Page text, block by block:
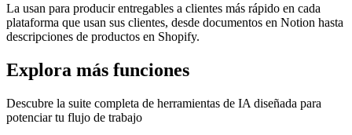
La usan para producir entregables a clientes más rápido en cada
plataforma que usan sus clientes, desde documentos en Notion hasta
descripciones de productos en Shopify.
Explora más funciones
Descubre la suite completa de herramientas de IA diseñada para
potenciar tu flujo de trabajo